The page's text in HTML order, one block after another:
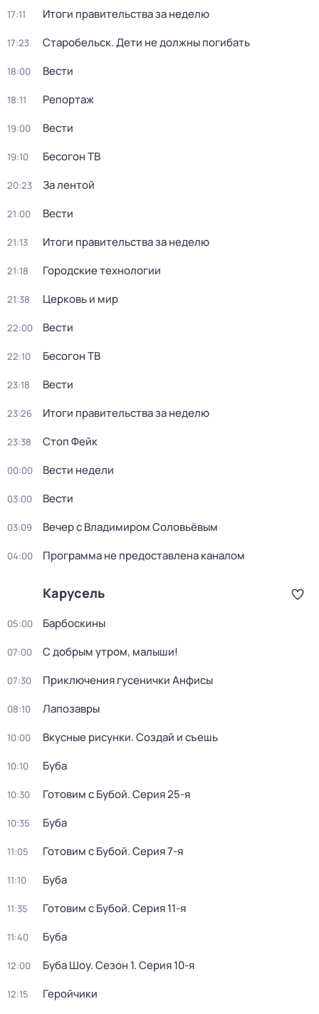
17:11 Итоги правительства за неделю
17:23 Старобельск. Дети не должны погибать
18:00 Вести
18:11 Репортаж
19:00 Вести
19:10 Бесогон ТВ
20:23 За лентой
21:00 Вести
21:13 Итоги правительства за неделю
21:18 Городские технологии
21:38 Церковь и мир
22:00 Вести
22:10 Бесогон ТВ
23:18 Вести
23:26 Итоги правительства за неделю
23:38 Стоп Фейк
00:00 Вести недели
03:00 Вести
03:09 Вечер с Владимиром Соловьёвым
04:00 Программа не предоставлена каналом
Карусель
05:00 Барбоскины
07:00 С добрым утром, малыши!
07:30 Приключения гусенички Анфисы
08:10 Лапозавры
10:00 Вкусные рисунки. Создай и съешь
10:10 Буба
10:30 Готовим с Бубой. Серия 25-я
10:35 Буба
11:05 Готовим с Бубой. Серия 7-я
11:10 Буба
11:35 Готовим с Бубой. Серия 11-я
11:40 Буба
12:00 Буба Шоу. Сезон 1. Серия 10-я
12:15 Геройчики